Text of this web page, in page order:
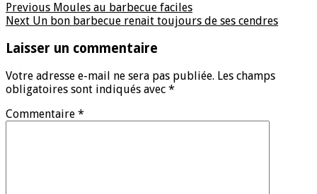
Previous Moules au barbecue faciles
Next Un bon barbecue renait toujours de ses cendres
Laisser un commentaire
Votre adresse e-mail ne sera pas publiée. Les champs
obligatoires sont indiqués avec *
Commentaire *